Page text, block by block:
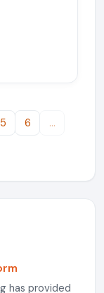
5 6
…
has provided